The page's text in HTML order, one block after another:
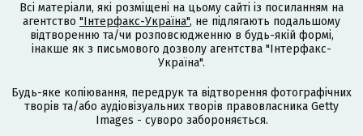
Всі матеріали, які розміщені на цьому сайті із посиланням на
агентство "Інтерфакс-Україна", не підлягають подальшому
відтворенню та/чи розповсюдженню в будь-якій формі,
інакше як з письмового дозволу агентства "Інтерфакс-
Україна".
Будь-яке копіювання, передрук та відтворення фотографічних
творів та/або аудіовізуальних творів правовласника Getty
Images - суворо забороняється.